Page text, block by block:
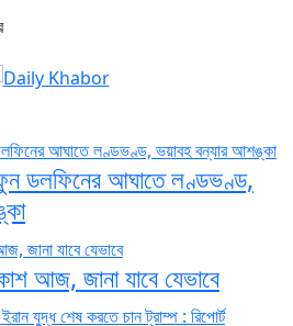
ডলফিনের আঘাতে লণ্ডভণ্ড,
আজ, জানা যাবে যেভাবে